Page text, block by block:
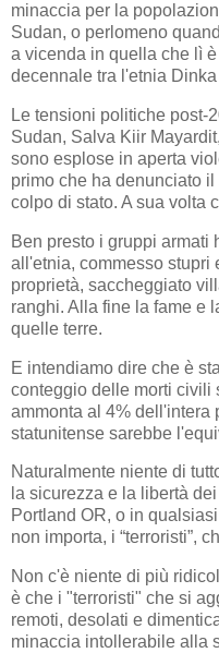
minaccia per la
Sudan, o perlomeno
a vicenda in quella che lì
decennale tra l'etnia
Le tensioni politiche post-
Sudan, Salva Kiir
sono esplose in aperta
primo che ha denunciato
colpo di stato. A sua volta
Ben presto i gruppi armati
all'etnia, commesso stupri
proprietà, saccheggiato
ranghi. Alla fine la fame e
quelle terre.
E intendiamo dire che è
conteggio delle morti civili
ammonta al 4% dell'intera
statunitense sarebbe
Naturalmente niente di
la sicurezza e la libertà
Portland OR, o in
non importa, i “terroristi”,
Non c'è niente di più
è che i "terroristi" che si
remoti, desolati e
minaccia intollerabile alla